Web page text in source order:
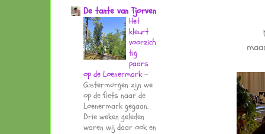
De tante van Tjorven
Het
kleurt
voorzich
tig
paars
op de Loenermark -
Gistermorgen zijn we
op de fiets naar de
Loenermark gegaan.
Drie weken geleden
waren wij daar ook en